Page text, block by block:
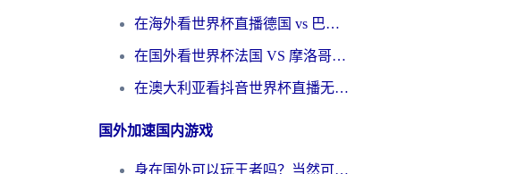
在海外看世界杯直播德国 vs 巴拉圭当前IP受限制？这篇指南帮你轻松解决地区限制
在国外看世界杯法国 VS 摩洛哥仅限中国大陆？别让地域限制拦下你的欢呼
在澳大利亚看抖音世界杯直播无法播放？海外党体育观赛终极指南来了！
国外加速国内游戏
身在国外可以玩王者吗？当然可以，但你需要这份“加速”指南